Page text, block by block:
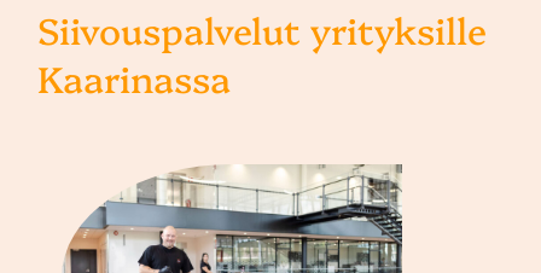
Siivouspalvelut yrityksille
Kaarinassa